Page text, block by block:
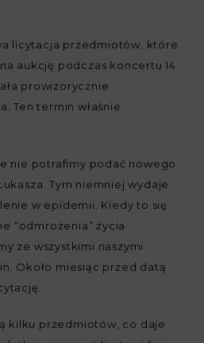
licytacja przedmiotów, które
aukcję podczas koncertu 14
prowizorycznie
Ten termin właśnie
nie potrafimy podać nowego
Tym niemniej wydaje
w epidemii. Kiedy to się
“odmrożenia” życia
ze wszystkimi naszymi
Około miesiąc przed datą
kilku przedmiotów, co daje